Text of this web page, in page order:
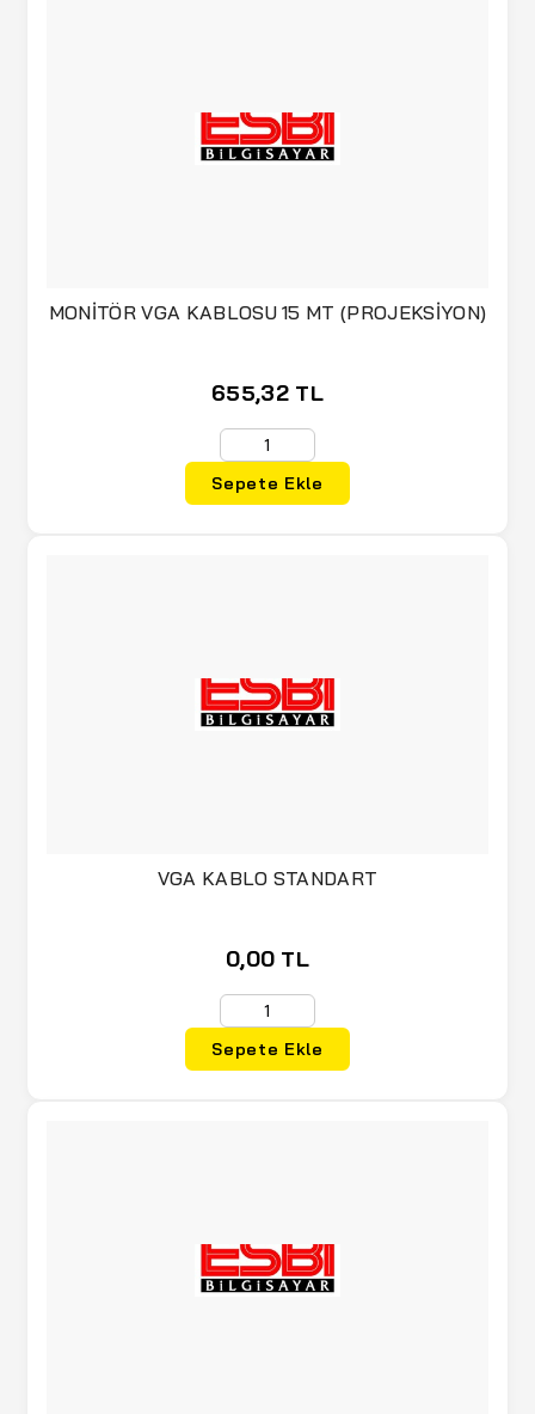
MONİTÖR VGA KABLOSU 15 MT (PROJEKSİYON)
655,32 TL
Sepete Ekle
VGA KABLO STANDART
0,00 TL
Sepete Ekle